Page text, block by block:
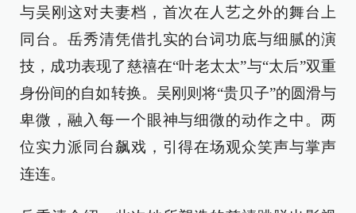
与吴刚这对夫妻档，首次在人艺之外的舞台上
同台。岳秀清凭借扎实的台词功底与细腻的演
技，成功表现了慈禧在“叶老太太”与“太后”双重
身份间的自如转换。吴刚则将“贵贝子”的圆滑与
卑微，融入每一个眼神与细微的动作之中。两
位实力派同台飙戏，引得在场观众笑声与掌声
连连。